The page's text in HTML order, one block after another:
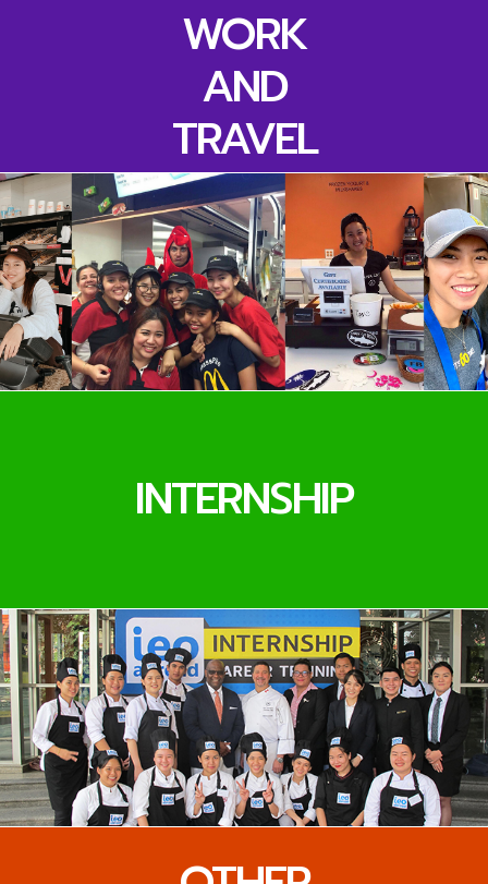
WORK
AND
TRAVEL
INTERNSHIP